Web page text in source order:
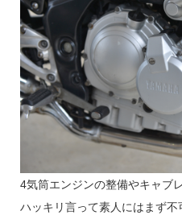
4気筒エンジンの整備やキャブ
ハッキリ言って素人にはまず不